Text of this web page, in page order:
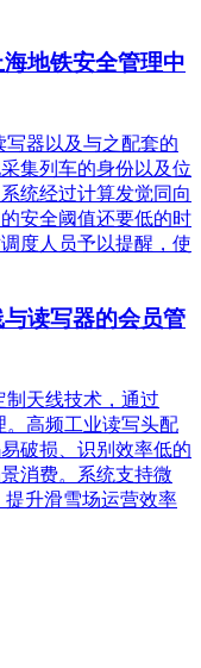
地铁安全管理中
器以及与之配套的
集列车的身份以及位
统经过计算发觉同向
安全阈值还要低的时
度人员予以提醒，使
读写器的会员管
天线技术，通过
。高频工业读写头配
破损、识别效率低的
消费。系统支持微
升滑雪场运营效率